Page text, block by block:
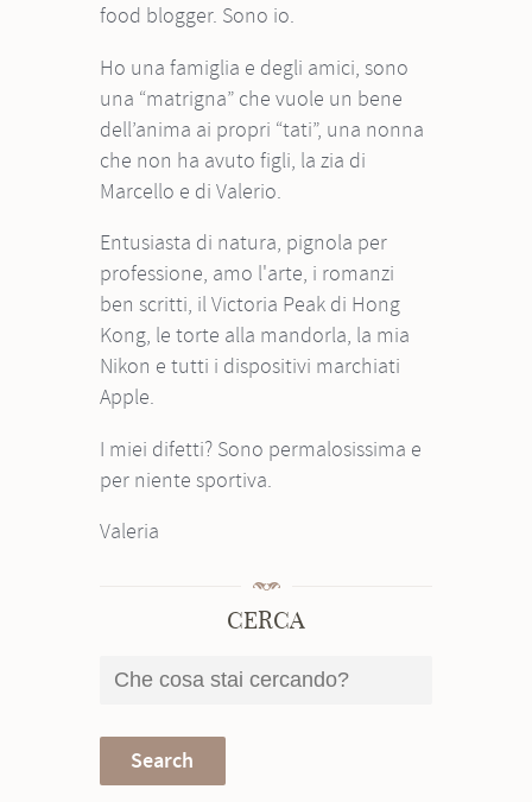
food blogger. Sono io.
Ho una famiglia e degli amici, sono
una “matrigna” che vuole un bene
dell’anima ai propri “tati”, una nonna
che non ha avuto figli, la zia di
Marcello e di Valerio.
Entusiasta di natura, pignola per
professione, amo l'arte, i romanzi
ben scritti, il Victoria Peak di Hong
Kong, le torte alla mandorla, la mia
Nikon e tutti i dispositivi marchiati
Apple.
I miei difetti? Sono permalosissima e
per niente sportiva.
Valeria
CERCA